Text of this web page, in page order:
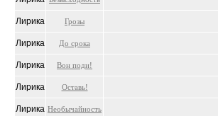
Лирика Грозы
Лирика До срока
Лирика Вон поди!
Лирика Оставь!
Лирика Необычайность